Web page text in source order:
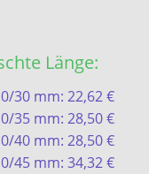
Länge:
30 mm: 22,62 €
35 mm: 28,50 €
40 mm: 28,50 €
45 mm: 34,32 €